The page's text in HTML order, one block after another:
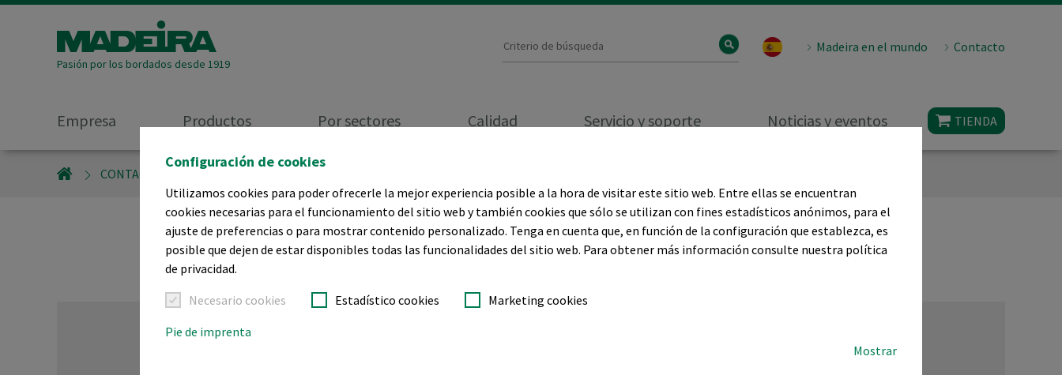
Configuración de cookies
Utilizamos cookies para poder ofrecerle la mejor experiencia posible a la hora de visitar este sitio web. Entre ellas se encuentran
cookies necesarias para el funcionamiento del sitio web y también cookies que sólo se utilizan con fines estadísticos anónimos, para el
ajuste de preferencias o para mostrar contenido personalizado. Tenga en cuenta que, en función de la configuración que establezca, es
posible que dejen de estar disponibles todas las funcionalidades del sitio web. Para obtener más información consulte nuestra política
de privacidad.
Necesario cookies
Estadístico cookies
Marketing cookies
Pie de imprenta
Mostrar
Pasión por los bordados desde 1919
Madeira en el mundo Contacto
Empresa Productos Por sectores Calidad Servicio y soporte Noticias y eventos TIENDA
MADEIRA GARNFABRIK
CONTACTO
Contacte con Madeira - Información y comunicación